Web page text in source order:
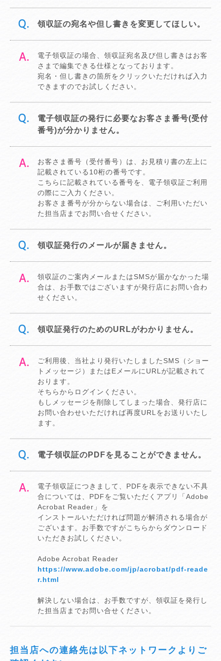
領収証の宛名や但し書きを変更してほしい。
電子領収証の場合、領収証宛名及び但し書きはお客
さまで編集できる仕様となっております。
宛名・但し書きの箇所をクリックいただければ入力
できますのでお試しください。
電子領収証の発行に必要なお客さま番号(受付
番号)が分かりません。
お客さま番号（受付番号）は、お見積り書の左上に
記載されている10桁の番号です。
こちらに記載されている番号を、電子領収証ご利用
の際にご入力ください。
お客さま番号が分からない場合は、ご利用いただい
た担当店までお問い合せください。
領収証発行のメールが届きません。
領収証のご案内メールまたはSMSが届かなかった場
合は、お手数ではございますが発行店にお問い合わ
せください。
領収証発行のためのURLがわかりません。
ご利用後、当社より発行いたしましたSMS（ショー
トメッセージ）またはEメールにURLが記載されて
おります。
そちらからログインください。
もしメッセージを削除してしまった場合、発行店に
お問い合わせいただければ再度URLをお送りいたし
ます。
電子領収証のPDFを見ることができません。
電子領収証につきまして、PDFを表示できない不具
合については、PDFをご覧いただくアプリ「Adobe
Acrobat Reader」を
インストールいただければ問題が解消される場合が
ございます。お手数ですがこちらからダウンロード
いただきお試しください。
Adobe Acrobat Reader
https://www.adobe.com/jp/acrobat/pdf-reade
r.html
解決しない場合は、お手数ですが、領収証を発行し
た担当店までお問い合せください。
担当店への連絡先は以下ネットワークよりご